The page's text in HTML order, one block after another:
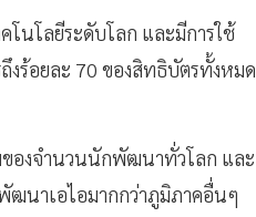
โนโลยีระดับโลก และมีการใช้
ถึงร้อยละ 70 ของสิทธิบัตรทั้งหมด
องจำนวนนักพัฒนาทั่วโลก และ
ฒนาเอไอมากกว่าภูมิภาคอื่นๆ